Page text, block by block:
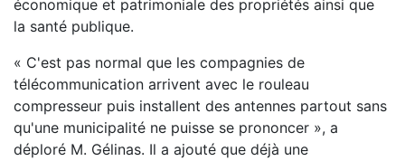
économique et patrimoniale des propriétés ainsi que
la santé publique.
« C'est pas normal que les compagnies de
télécommunication arrivent avec le rouleau
compresseur puis installent des antennes partout sans
qu'une municipalité ne puisse se prononcer », a
déploré M. Gélinas. Il a ajouté que déjà une